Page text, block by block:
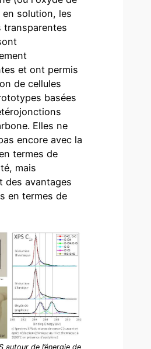
en solution, les
transparentes
et ont permis
de cellules
basées
Elles ne
encore avec la
termes de
mais
des avantages
en termes de
autour de l’énergie de